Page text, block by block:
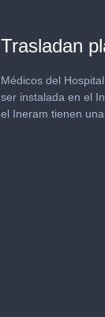
Trasladan
Médicos del
ser instalada en el
el Ineram tienen